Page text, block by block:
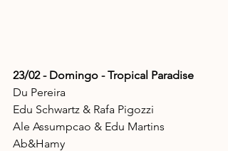
23/02 - Domingo - Tropical Paradise
Du Pereira
Edu Schwartz & Rafa Pigozzi
Ale Assumpcao & Edu Martins
Ab&Hamy